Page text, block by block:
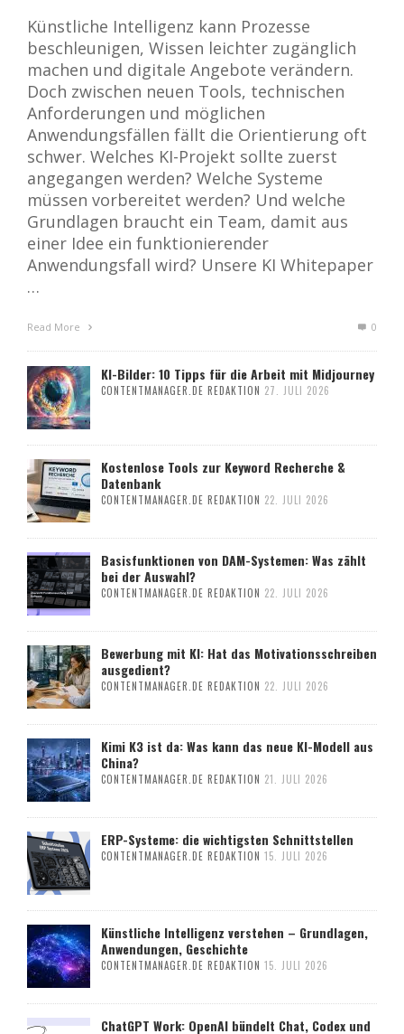
Künstliche Intelligenz kann Prozesse
beschleunigen, Wissen leichter zugänglich
machen und digitale Angebote verändern.
Doch zwischen neuen Tools, technischen
Anforderungen und möglichen
Anwendungsfällen fällt die Orientierung oft
schwer. Welches KI-Projekt sollte zuerst
angegangen werden? Welche Systeme
müssen vorbereitet werden? Und welche
Grundlagen braucht ein Team, damit aus
einer Idee ein funktionierender
Anwendungsfall wird? Unsere KI Whitepaper
…
Read More 0
KI-Bilder: 10 Tipps für die Arbeit mit Midjourney
CONTENTMANAGER.DE REDAKTION 27. JULI 2026
Kostenlose Tools zur Keyword Recherche &
Datenbank
CONTENTMANAGER.DE REDAKTION 22. JULI 2026
Basisfunktionen von DAM-Systemen: Was zählt
bei der Auswahl?
CONTENTMANAGER.DE REDAKTION 22. JULI 2026
Bewerbung mit KI: Hat das Motivationsschreiben
ausgedient?
CONTENTMANAGER.DE REDAKTION 22. JULI 2026
Kimi K3 ist da: Was kann das neue KI-Modell aus
China?
CONTENTMANAGER.DE REDAKTION 21. JULI 2026
ERP-Systeme: die wichtigsten Schnittstellen
CONTENTMANAGER.DE REDAKTION 15. JULI 2026
Künstliche Intelligenz verstehen – Grundlagen,
Anwendungen, Geschichte
CONTENTMANAGER.DE REDAKTION 15. JULI 2026
ChatGPT Work: OpenAI bündelt Chat, Codex und